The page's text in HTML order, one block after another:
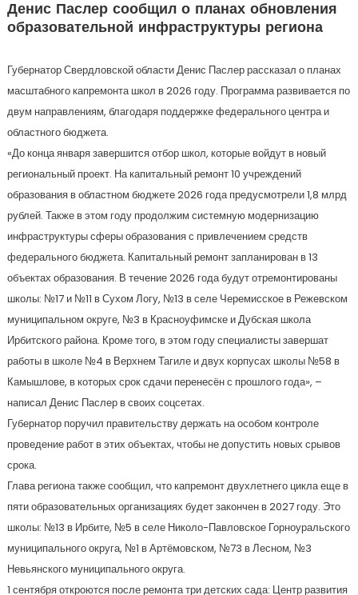
Денис Паслер сообщил о планах обновления
образовательной инфраструктуры региона
Губернатор Свердловской области Денис Паслер рассказал о планах
масштабного капремонта школ в 2026 году. Программа развивается по
двум направлениям, благодаря поддержке федерального центра и
областного бюджета.
«До конца января завершится отбор школ, которые войдут в новый
региональный проект. На капитальный ремонт 10 учреждений
образования в областном бюджете 2026 года предусмотрели 1,8 млрд
рублей. Также в этом году продолжим системную модернизацию
инфраструктуры сферы образования с привлечением средств
федерального бюджета. Капитальный ремонт запланирован в 13
объектах образования. В течение 2026 года будут отремонтированы
школы: №17 и №11 в Сухом Логу, №13 в селе Черемисское в Режевском
муниципальном округе, №3 в Красноуфимске и Дубская школа
Ирбитского района. Кроме того, в этом году специалисты завершат
работы в школе №4 в Верхнем Тагиле и двух корпусах школы №58 в
Камышлове, в которых срок сдачи перенесён с прошлого года», –
написал Денис Паслер в своих соцсетах.
Губернатор поручил правительству держать на особом контроле
проведение работ в этих объектах, чтобы не допустить новых срывов
срока.
Глава региона также сообщил, что капремонт двухлетнего цикла еще в
пяти образовательных организациях будет закончен в 2027 году. Это
школы: №13 в Ирбите, №5 в селе Николо-Павловское Горноуральского
муниципального округа, №1 в Артёмовском, №73 в Лесном, №3
Невьянского муниципального округа.
1 сентября откроются после ремонта три детских сада: Центр развития